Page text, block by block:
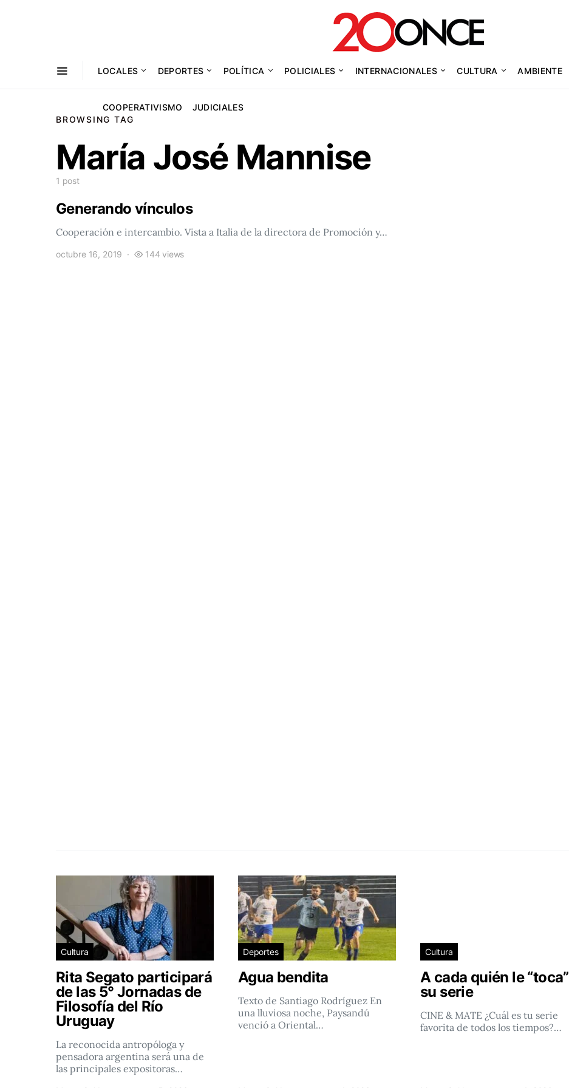
LOCALES DEPORTES POLÍTICA POLICIALES INTERNACIONALES CULTURA AMBIENTE
COOPERATIVISMO
JUDICIALES
BROWSING TAG
María José Mannise
1 post
Generando vínculos
Cooperación e intercambio. Vista a Italia de la directora de Promoción y…
octubre 16, 2019 144 views
Cultura
Rita Segato participará
de las 5° Jornadas de
Filosofía del Río
Uruguay
La reconocida antropóloga y
pensadora argentina será una de
las principales expositoras…
Deportes
Agua bendita
Texto de Santiago Rodríguez En
una lluviosa noche, Paysandú
venció a Oriental…
Cultura
A cada quién le “toca”
su serie
CINE & MATE ¿Cuál es tu serie
favorita de todos los tiempos?…